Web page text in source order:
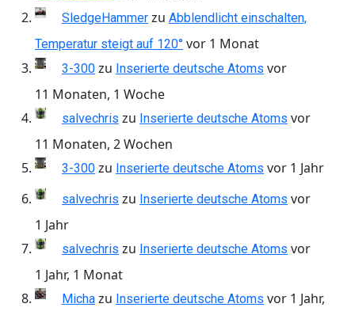
SledgeHammer zu Abblendlicht einschalten,
Temperatur steigt auf 120° vor 1 Monat
3-300 zu Inserierte deutsche Atoms vor
11 Monaten, 1 Woche
salvechris zu Inserierte deutsche Atoms vor
11 Monaten, 2 Wochen
3-300 zu Inserierte deutsche Atoms vor 1 Jahr
salvechris zu Inserierte deutsche Atoms vor
1 Jahr
salvechris zu Inserierte deutsche Atoms vor
1 Jahr, 1 Monat
Micha zu Inserierte deutsche Atoms vor 1 Jahr,